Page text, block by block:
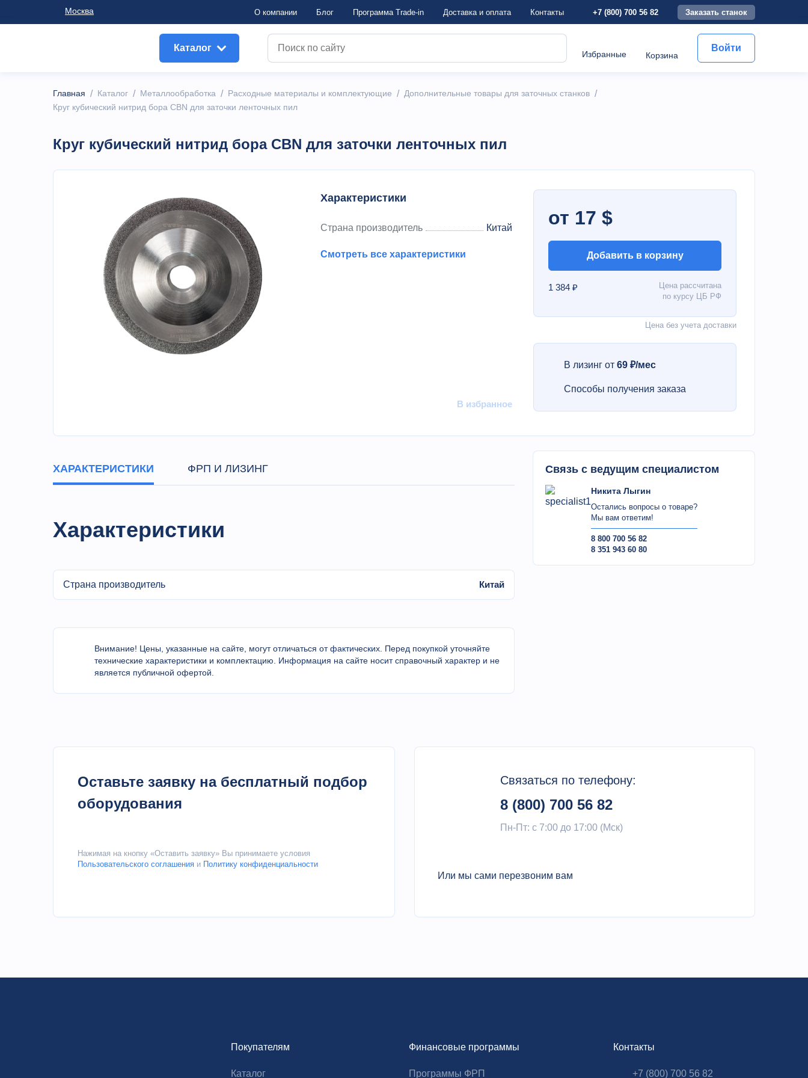
Москва О компании Блог Программа Trade-in Достaвка и оплата Контакты +7 (800) 700 56 82 Заказать станок
Каталог
Избранные Корзина
Войти
Главная / Каталог / Металлообработка / Расходные материалы и комплектующие / Дополнительные товары для заточных станков /
Круг кубический нитрид бора CBN для заточки ленточных пил
Круг кубический нитрид бора CBN для заточки ленточных пил
Характеристики
Страна производитель Китай
Смотреть все характеристики
В избранное
от 17 $
Добавить в корзину
1 384 ₽
Цена рассчитана
по курсу ЦБ РФ
Цена без учета доставки
В лизинг от 69 ₽/мес
Способы получения заказа
ХАРАКТЕРИСТИКИ ФРП И ЛИЗИНГ
Характеристики
Страна производитель Китай
Внимание! Цены, указанные на сайте, могут отличаться от фактических. Перед покупкой уточняйте
технические характеристики и комплектацию. Информация на сайте носит справочный характер и не
является публичной офертой.
Связь с ведущим специалистом
Никита Лыгин
Остались вопросы о товаре?
Мы вам ответим!
8 800 700 56 82
8 351 943 60 80
Оставьте заявку на бесплатный подбор
оборудования
Нажимая на кнопку «Оставить заявку» Вы принимаете условия
Пользовательского соглашения и Политику конфиденциальности
Связаться по телефону:
8 (800) 700 56 82
Пн-Пт: с 7:00 до 17:00 (Мск)
Или мы сами перезвоним вам
Покупателям
Каталог
Финансовые программы
Программы ФРП
Контакты
+7 (800) 700 56 82